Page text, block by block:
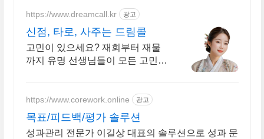
https://www.dreamcall.kr 광고
신점, 타로, 사주는 드림콜
고민이 있으세요? 재회부터 재물
까지 유명 선생님들이 모든 고민을
https://www.corework.online 광고
목표/피드백/평가 솔루션
성과관리 전문가 이길상 대표의 솔루션으로 성과 문